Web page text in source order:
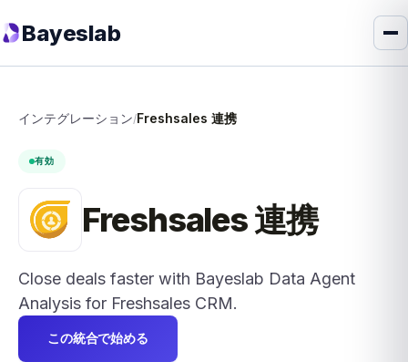
Bayeslab
インテグレーション/Freshsales 連携
有効
Freshsales 連携
Close deals faster with Bayeslab Data Agent
Analysis for Freshsales CRM.
この統合で始める